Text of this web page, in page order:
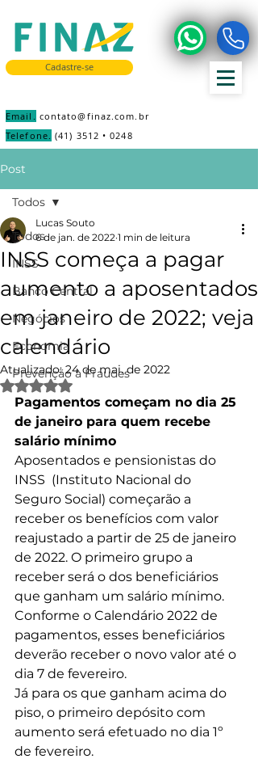
Email. contato@finaz.com.br
Telefone. (41) 3512 • 0248
Cadastre-se
Post
Todos
INSS
Banco Central
Negócios
Economia
Prevenção à Fraudes
Todos
INSS começa a pagar
aumento a aposentados
em janeiro de 2022; veja
calendário
Lucas Souto
6 de jan. de 2022 1 min de leitura
Atualizado:24 de mai. de 2022
Avaliado com NaN de 5 estrelas.
Pagamentos começam no dia 25
de janeiro para quem recebe
salário mínimo
Aposentados e pensionistas do
INSS  (Instituto Nacional do
Seguro Social) começarão a
receber os benefícios com valor
reajustado a partir de 25 de janeiro
de 2022. O primeiro grupo a
receber será o dos beneficiários
que ganham um salário mínimo.
Conforme o Calendário 2022 de
pagamentos, esses beneficiários
deverão receber o novo valor até o
dia 7 de fevereiro.
Já para os que ganham acima do
piso, o primeiro depósito com
aumento será efetuado no dia 1º
de fevereiro.